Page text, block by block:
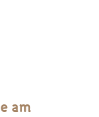
am